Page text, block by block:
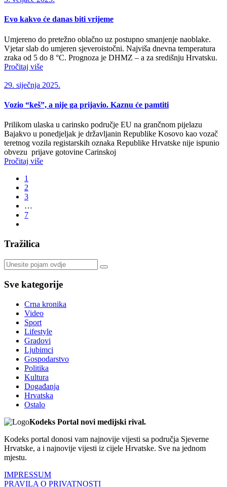
Evo kakvo će danas biti vrijeme
Umjereno do pretežno oblačno uz postupno smanjenje naoblake.
Vjetar slab do umjeren sjeveroistočni. Najviša dnevna temperatura
zraka od 5 do 8 °C. Prognoza je DHMZ – a za središnju Hrvatsku.
Pročitaj više
29. siječnja 2025.
Vozio “keš”, a nije ga prijavio. Kaznu će pamtiti
Prilikom ulaska u carinsko područje EU na grančnom pijelazu
Bajakvo u ponedjeljak je državljanin Republike Kosovo kao vozač
teretnog vozila registarskih oznaka Republike Hrvatske nije ispunio
obvezu prijave gotovine Carinskoj
Pročitaj više
1
2
3
…
7
Tražilica
Sve kategorije
Crna kronika
Video
Sport
Lifestyle
Gradovi
Ljubimci
Gospodarstvo
Politika
Kultura
Događanja
Hrvatska
Ostalo
Kodeks Portal novi medijski rival.
Kodeks portal donosi vam najnovije vijesti sa područja Sjeverne
Hrvatske, a i najnovije vijesti iz cijele Hrvatske. Sve na jednom
mjestu.
IMPRESSUM
PRAVILA O PRIVATNOSTI